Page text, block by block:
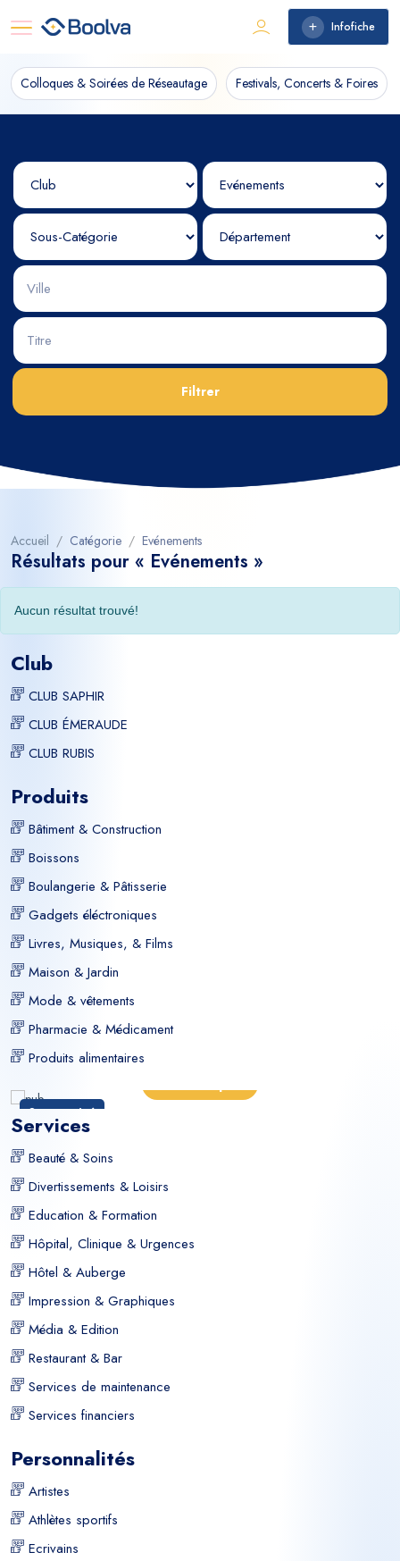
Infofiche
Colloques & Soirées de Réseautage Festivals, Concerts & Foires
Filtrer
Accueil Catégorie Evénements
Résultats pour « Evénements »
Aucun résultat trouvé!
Club
CLUB SAPHIR
CLUB ÉMERAUDE
CLUB RUBIS
Produits
Bâtiment & Construction
Boissons
Boulangerie & Pâtisserie
Gadgets éléctroniques
Livres, Musiques, & Films
Maison & Jardin
Mode & vêtements
Pharmacie & Médicament
Produits alimentaires
Sponsorisé
Services
Beauté & Soins
Divertissements & Loisirs
Education & Formation
Hôpital, Clinique & Urgences
Hôtel & Auberge
Impression & Graphiques
Média & Edition
Restaurant & Bar
Services de maintenance
Services financiers
Personnalités
Artistes
Athlètes sportifs
Ecrivains